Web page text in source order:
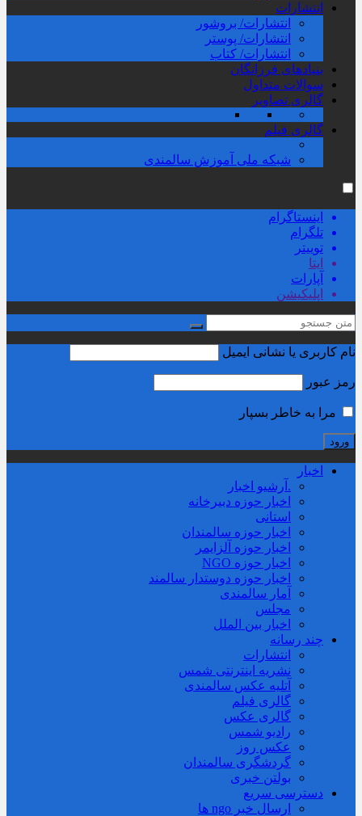
انتشارات
انتشارات/ بروشور
انتشارات/ پوستر
انتشارات/ کتاب
بنیادهای فرزانگان
سوالات متداول
گالری تصاویر
گالری فیلم
شبکه ملی آموزش سالمندی
اینستاگرام
تلگرام
توییتر
ایتا
آپارات
اپلیکیشن
نام کاربری یا نشانی ایمیل
رمز عبور
مرا به خاطر بسپار
اخبار
.آرشیو اخبار
اخبار حوزه دبیرخانه
استانی
اخبار حوزه سالمندان
اخبار حوزه آلزايمر
اخبار حوزه NGO
اخبار حوزه دوستدار سالمند
آمار سالمندی
مجلس
اخبار بین الملل
چند رسانه
انتشارات
نشریه اینترنتی شمس
آتلیه عکس سالمندی
گالری فیلم
گالری عکس
رادیو شمس
عکس روز
گردشگری سالمندان
بولتن خبری
دسترسی سریع
ارسال خبر ngo ها